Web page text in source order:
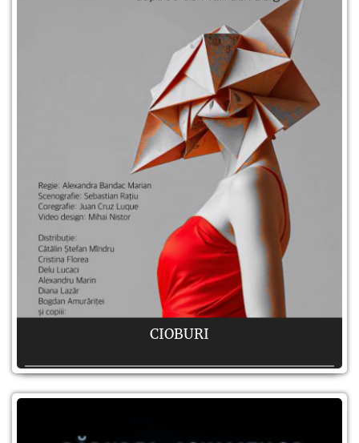
CIOBURI
Autor:după Jeroen van den Berg